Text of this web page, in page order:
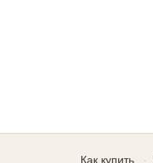
Как купить